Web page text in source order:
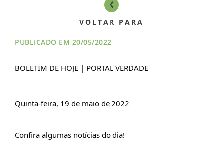
PROGRAMA
AROEIRA
VOLTAR PARA
PUBLICADO EM 20/05/2022
BOLETIM DE HOJE | PORTAL VERDADE
Quinta-feira, 19 de maio de 2022
Confira algumas notícias do dia!